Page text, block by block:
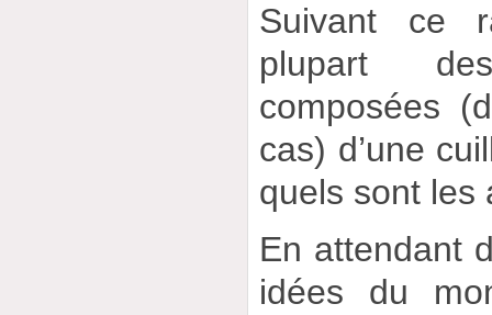
Suivant ce
plupart
composées
cas) d’une
quels sont les
En attendant
idées du